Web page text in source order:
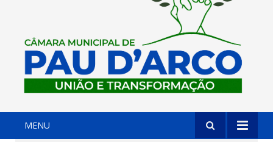
MENU